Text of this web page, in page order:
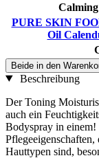
PURE SKIN
Oil
Beide in den
Beschreibung
Der Toning
auch ein
Bodyspray in einem!
Hauttypen sind,